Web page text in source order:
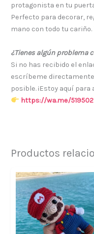
protagonista en tu
Perfecto para decorar,
mano con todo tu cariño.
¿Tienes algún problema
Si no has recibido el
escríbeme directamente
posible. ¡Estoy aquí para
https://wa.me/
Productos